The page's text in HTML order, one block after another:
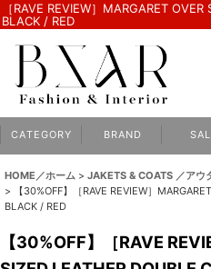
［RAVE REVIEW］MARGARET
BLACK / RED
C A T E G O R Y B R A N D S A
HOME／ホーム > JAKETS & COATS ／アウ
>
【30%OFF】［RAVE REVIEW］
BLACK / RED
【30%OFF】［RAVE